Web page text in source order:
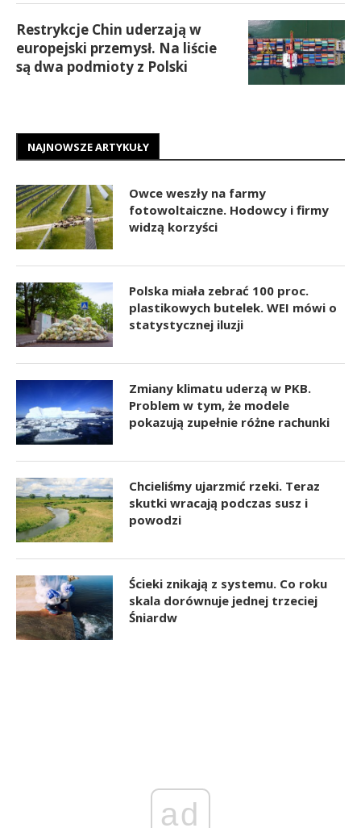
Restrykcje Chin uderzają w
europejski przemysł. Na liście
są dwa podmioty z Polski
NAJNOWSZE ARTYKUŁY
Owce weszły na farmy
fotowoltaiczne. Hodowcy i firmy
widzą korzyści
Polska miała zebrać 100 proc.
plastikowych butelek. WEI mówi o
statystycznej iluzji
Zmiany klimatu uderzą w PKB.
Problem w tym, że modele
pokazują zupełnie różne rachunki
Chcieliśmy ujarzmić rzeki. Teraz
skutki wracają podczas susz i
powodzi
Ścieki znikają z systemu. Co roku
skala dorównuje jednej trzeciej
Śniardw
ad